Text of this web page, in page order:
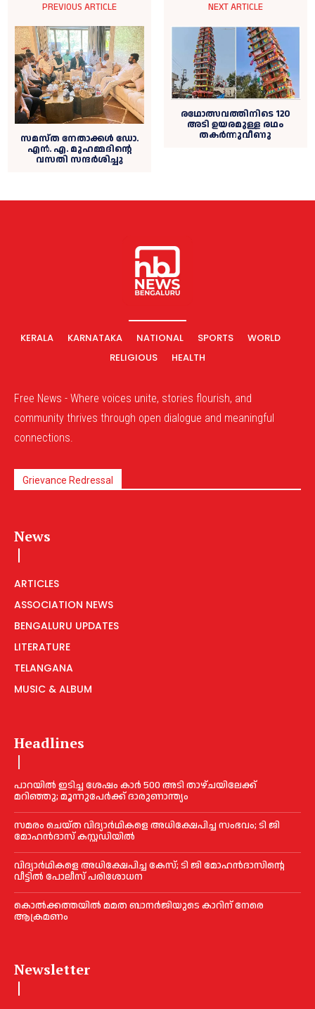
PREVIOUS ARTICLE
സമസ്ത നേതാക്കള്‍ ഡോ.
എന്‍. എ. മുഹമ്മദിന്റെ
വസതി സന്ദര്‍ശിച്ചു
NEXT ARTICLE
രഥോത്സവത്തിനിടെ 120
അടി ഉയരമുള്ള രഥം
തകർന്നുവീണു
KERALA KARNATAKA NATIONAL SPORTS
WORLD
RELIGIOUS
HEALTH
Free News - Where voices unite, stories flourish, and
community thrives through open dialogue and meaningful
connections.
Grievance Redressal
News
ARTICLES
ASSOCIATION NEWS
BENGALURU UPDATES
LITERATURE
TELANGANA
MUSIC & ALBUM
Headlines
പാറയിൽ ഇടിച്ച ശേഷം കാർ 500 അടി താഴ്ചയിലേക്ക്
മറിഞ്ഞു; മൂന്നുപേർക്ക് ദാരുണാന്ത്യം
സമരം ചെയ്ത വിദ്യാര്‍ഥികളെ അധിക്ഷേപിച്ച സംഭവം; ടി ജി
മോഹന്‍ദാസ് കസ്റ്റഡിയിൽ
വിദ്യാര്‍ഥികളെ അധിക്ഷേപിച്ച കേസ്; ടി ജി മോഹന്‍ദാസിന്റെ
വീട്ടില്‍ പോലീസ് പരിശോധന
കൊല്‍ക്കത്തയില്‍ മമത ബാനര്‍ജിയുടെ കാറിന് നേരെ
ആക്രമണം
Newsletter